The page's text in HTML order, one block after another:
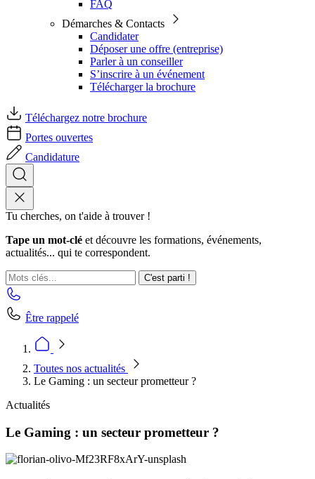
FAQ
Démarches & Contacts
Candidater
Déposer une offre (entreprise)
Parler à un conseiller
S’inscrire à un événement
Télécharger la brochure
Téléchargez notre brochure
Portes ouvertes
Candidature
Tu cherches, on t'aide à trouver !
Tape un mot-clé et découvre les formations, événements,
actualités... qui te correspondent.
C'est parti !
Être rappelé
Toutes nos actualités
Le Gaming : un secteur prometteur ?
Actualités
Le Gaming : un secteur prometteur ?